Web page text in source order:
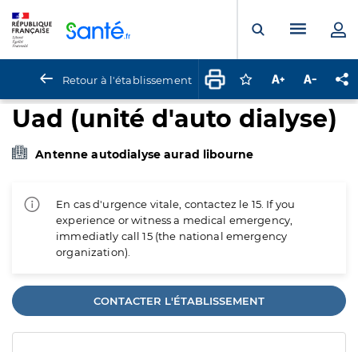
Ouvrir laMenu
Retour à l'établissement Connectez-vous
Augmenter la
Uad (unité d'auto dialyse)
Antenne autodialyse aurad libourne
En cas d'urgence vitale, contactez le 15. If you
experience or witness a medical emergency,
immediatly call 15 (the national emergency
organization).
CONTACTER L'ÉTABLISSEMENT